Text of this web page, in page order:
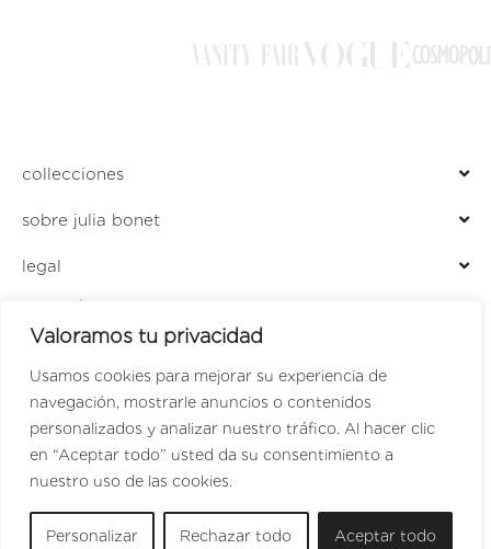
Valoramos tu privacidad
Usamos cookies para mejorar su experiencia de
navegación, mostrarle anuncios o contenidos
personalizados y analizar nuestro tráfico. Al hacer clic
en “Aceptar todo” usted da su consentimiento a
nuestro uso de las cookies.
Personalizar Rechazar todo Aceptar todo
collecciones
sobre julia bonet
legal
LOCALIZADOR DE TIENDAS
PERFUMERÍA JULIA